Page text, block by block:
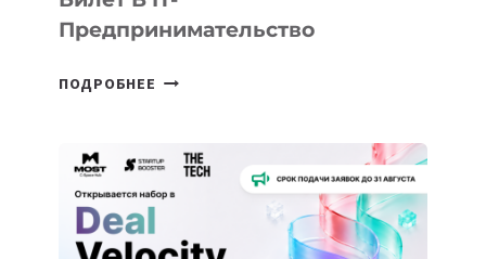
Предпринимательство
ПОДРОБНЕЕ ОТ
АЛМАТЫ:
AI
YOUTH